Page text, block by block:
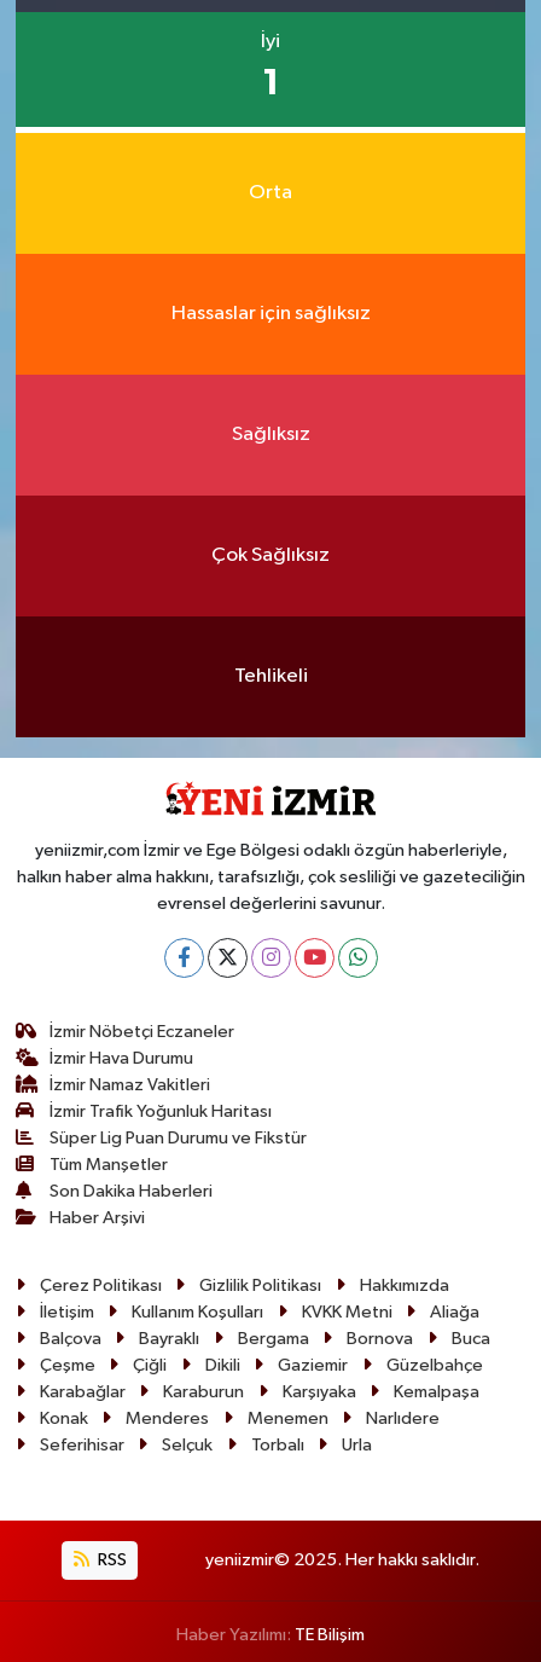
İyi
1
Orta
Hassaslar için sağlıksız
Sağlıksız
Çok Sağlıksız
Tehlikeli
yeniizmir,com İzmir ve Ege Bölgesi odaklı özgün haberleriyle,
halkın haber alma hakkını, tarafsızlığı, çok sesliliği ve gazeteciliğin
evrensel değerlerini savunur.
İzmir Nöbetçi Eczaneler
İzmir Hava Durumu
İzmir Namaz Vakitleri
İzmir Trafik Yoğunluk Haritası
Süper Lig Puan Durumu ve Fikstür
Tüm Manşetler
Son Dakika Haberleri
Haber Arşivi
Çerez Politikası Gizlilik Politikası
Hakkımızda
İletişim
Kullanım Koşulları KVKK Metni
Aliağa
Balçova
Bayraklı Bergama Bornova
Buca
Çeşme
Çiğli Dikili Gaziemir
Güzelbahçe
Karabağlar
Karaburun Karşıyaka
Kemalpaşa
Konak
Menderes Menemen
Narlıdere
Seferihisar
Selçuk Torbalı Urla
RSS yeniizmir© 2025. Her hakkı saklıdır.
Haber Yazılımı: TE Bilişim